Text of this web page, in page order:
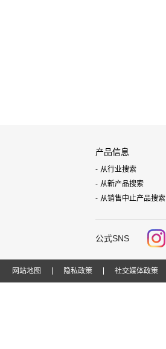
产品信息
从行业搜索
从新产品搜索
从销售中止产品搜索
公式SNS
网站地图 隐私政策 社交媒体政策